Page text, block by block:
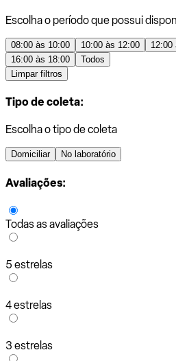
Escolha o período que possui
08:00 às 10:00 10:00 às 12:00 12:00
16:00 às 18:00
Todos
Limpar filtros
Tipo de coleta:
Escolha o tipo de coleta
Domiciliar No laboratório
Avaliações:
Todas as avaliações
5 estrelas
4 estrelas
3 estrelas